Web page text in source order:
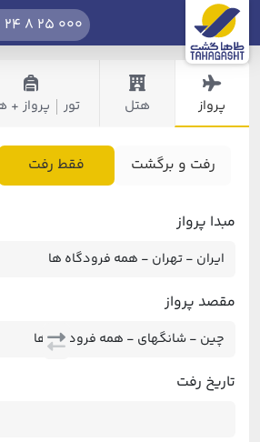
24 8 25 000
پرواز هتل تور پرواز +
رفت و برگشت فقط رفت
مبدا پرواز
مقصد پرواز
تاریخ رفت